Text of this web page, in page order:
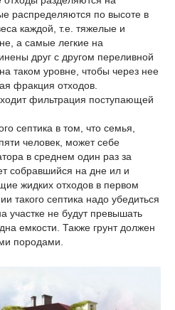
распределяются по высоте в
каждой, т.е. тяжелые и
а самые легкие на
друг с другом переливной
таком уровне, чтобы через нее
фракция отходов.
фильтрация поступающей
септика в том, что семья,
человек, может себе
в среднем один раз за
собравшийся на дне ил и
жидких отходов в первом
такого септика надо убедиться
участке не будут превышать
емкости. Также грунт должен
породами.